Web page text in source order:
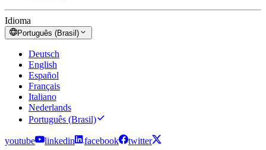
Idioma
Português (Brasil)
Deutsch
English
Español
Français
Italiano
Nederlands
Português (Brasil)
youtube linkedin facebook
twitter